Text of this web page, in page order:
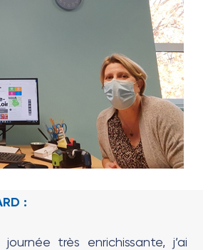
:
très enrichissante, j’ai